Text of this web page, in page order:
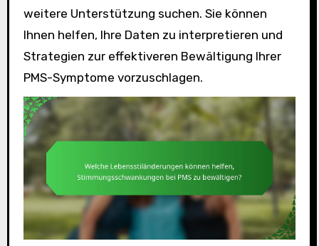
weitere Unterstützung suchen. Sie können
Ihnen helfen, Ihre Daten zu interpretieren und
Strategien zur effektiveren Bewältigung Ihrer
PMS-Symptome vorzuschlagen.